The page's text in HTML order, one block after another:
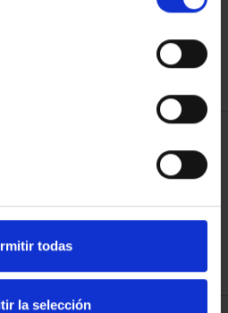
todas
la selección
REFINAR